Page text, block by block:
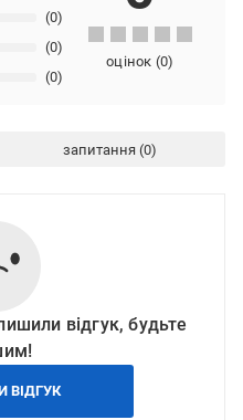
(0)
(0)
(0)
оцінок (0)
запитання
відгук, будьте
ВІДГУК